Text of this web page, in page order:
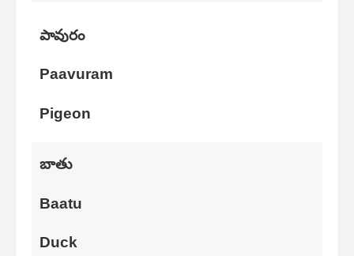
పావురం
Paavuram
Pigeon
బాతు
Baatu
Duck